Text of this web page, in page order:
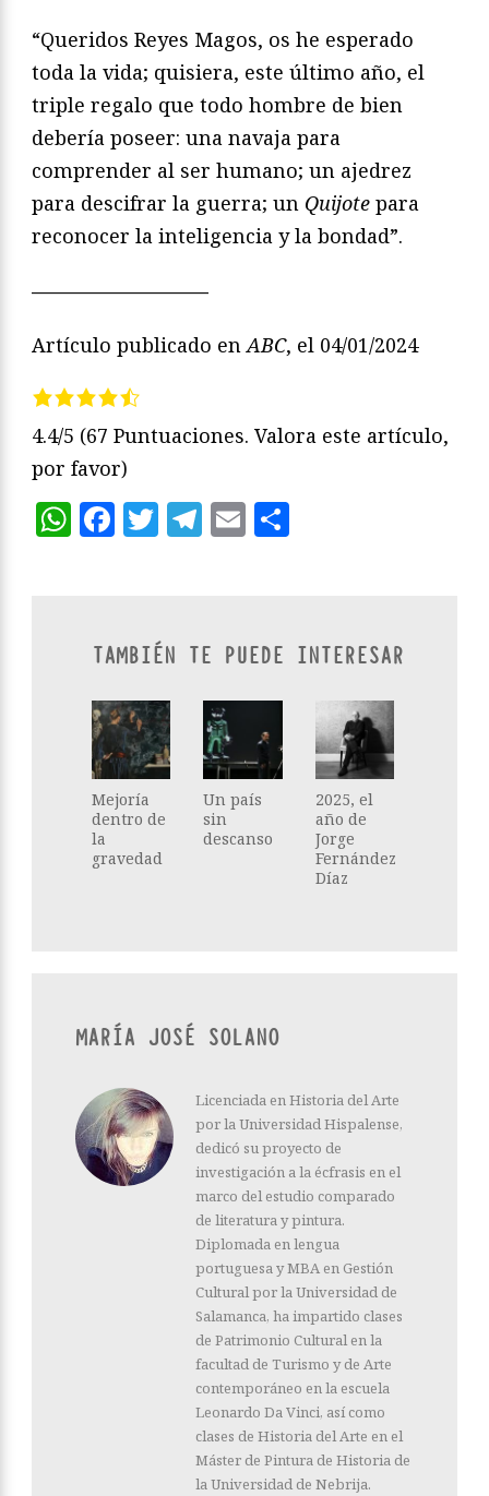
“Queridos Reyes Magos, os he esperado
toda la vida; quisiera, este último año, el
triple regalo que todo hombre de bien
debería poseer: una navaja para
comprender al ser humano; un ajedrez
para descifrar la guerra; un Quijote para
reconocer la inteligencia y la bondad”.
—————————
Artículo publicado enABC, el 04/01/2024
4.4/5 (67 Puntuaciones. Valora este artículo,
por favor)
WhatsApp
Facebook
Twitter
Telegram
Email
TAMBIÉN TE PUEDE INTERESAR
Mejoría
dentro de
la
gravedad
Un país
sin
descanso
2025, el
año de
Jorge
Fernández
Díaz
MARÍA JOSÉ SOLANO
Licenciada en Historia del Arte
por la Universidad Hispalense,
dedicó su proyecto de
investigación a la écfrasis en el
marco del estudio comparado
de literatura y pintura.
Diplomada en lengua
portuguesa y MBA en Gestión
Cultural por la Universidad de
Salamanca, ha impartido clases
de Patrimonio Cultural en la
facultad de Turismo y de Arte
contemporáneo en la escuela
Leonardo Da Vinci, así como
clases de Historia del Arte en el
Máster de Pintura de Historia de
la Universidad de Nebrija.